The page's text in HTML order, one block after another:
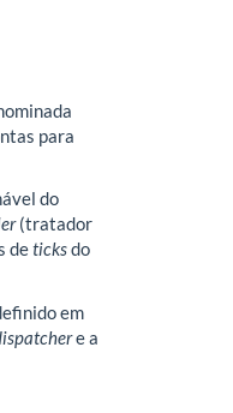
para
do
(tratador
deticksdo
em
e a